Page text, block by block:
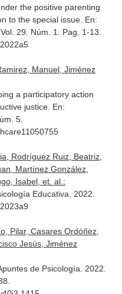
the positive parenting
to the special issue. En:
Vol. 29. Núm. 1. Pag. 1-13.
Manuel, Jiménez
a participatory action
justice. En:
5.
Rodríguez Ruiz, Beatriz,
Martínez González,
Isabel, et. al.:
Educativa . 2022.
Pilar, Casares Ordóñez,
Jesús, Jiménez
de Psicología . 2022.